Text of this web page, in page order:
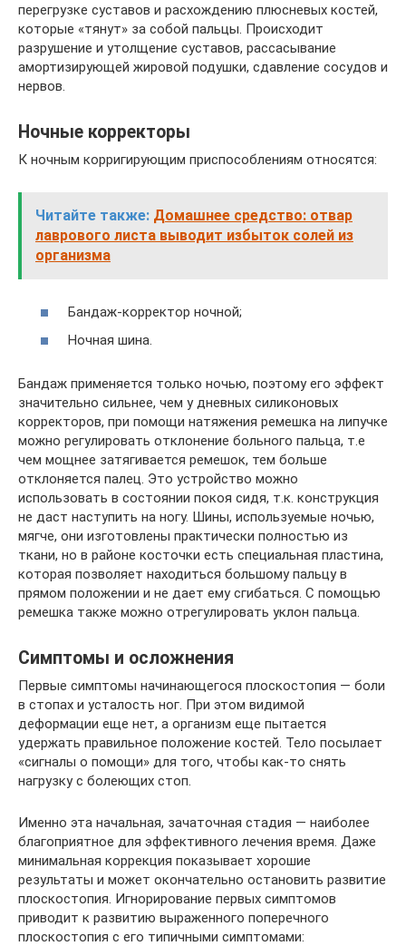
перегрузке суставов и расхождению плюсневых костей,
которые «тянут» за собой пальцы. Происходит
разрушение и утолщение суставов, рассасывание
амортизирующей жировой подушки, сдавление сосудов и
нервов.
Ночные корректоры
К ночным корригирующим приспособлениям относятся:
Читайте также: Домашнее средство: отвар
лаврового листа выводит избыток солей из
организма
Бандаж-корректор ночной;
Ночная шина.
Бандаж применяется только ночью, поэтому его эффект
значительно сильнее, чем у дневных силиконовых
корректоров, при помощи натяжения ремешка на липучке
можно регулировать отклонение больного пальца, т.е
чем мощнее затягивается ремешок, тем больше
отклоняется палец. Это устройство можно
использовать в состоянии покоя сидя, т.к. конструкция
не даст наступить на ногу. Шины, используемые ночью,
мягче, они изготовлены практически полностью из
ткани, но в районе косточки есть специальная пластина,
которая позволяет находиться большому пальцу в
прямом положении и не дает ему сгибаться. С помощью
ремешка также можно отрегулировать уклон пальца.
Симптомы и осложнения
Первые симптомы начинающегося плоскостопия — боли
в стопах и усталость ног. При этом видимой
деформации еще нет, а организм еще пытается
удержать правильное положение костей. Тело посылает
«сигналы о помощи» для того, чтобы как-то снять
нагрузку с болеющих стоп.
Именно эта начальная, зачаточная стадия — наиболее
благоприятное для эффективного лечения время. Даже
минимальная коррекция показывает хорошие
результаты и может окончательно остановить развитие
плоскостопия. Игнорирование первых симптомов
приводит к развитию выраженного поперечного
плоскостопия с его типичными симптомами: